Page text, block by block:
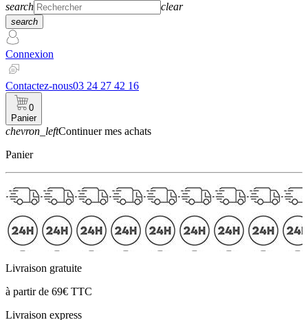
search clear
search
Connexion
Contactez-nous03 24 27 42 16
0
Panier
chevron_leftContinuer mes achats
Panier
Livraison gratuite
à partir de 69€ TTC
Livraison express